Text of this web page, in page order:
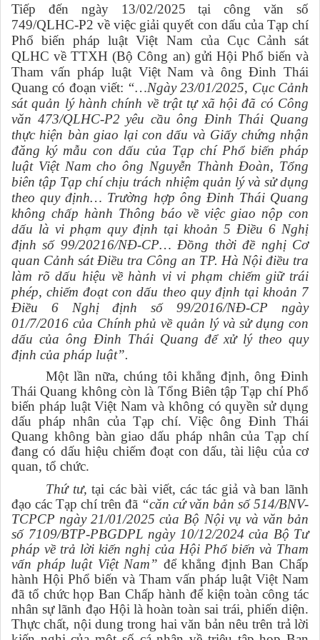
Tiếp đến ngày 13/02/2025 tại công văn số
749/QLHC-P2 về việc giải quyết con dấu của Tạp chí
Phổ biến pháp luật Việt Nam của Cục Cảnh sát
QLHC về TTXH (Bộ Công an) gửi Hội Phổ biến và
Tham vấn pháp luật Việt Nam và ông Đinh Thái
Quang có đoạn viết: “…Ngày 23/01/2025, Cục Cảnh
sát quản lý hành chính về trật tự xã hội đã có Công
văn 473/QLHC-P2 yêu cầu ông Đinh Thái Quang
thực hiện bàn giao lại con dấu và Giấy chứng nhận
đăng ký mẫu con dấu của Tạp chí Phổ biến pháp
luật Việt Nam cho ông Nguyễn Thành Đoàn, Tổng
biên tập Tạp chí chịu trách nhiệm quản lý và sử dụng
theo quy định… Trường hợp ông Đinh Thái Quang
không chấp hành Thông báo về việc giao nộp con
dấu là vi phạm quy định tại khoản 5 Điều 6 Nghị
định số 99/20216/NĐ-CP… Đồng thời đề nghị Cơ
quan Cảnh sát Điều tra Công an TP. Hà Nội điều tra
làm rõ dấu hiệu về hành vi vi phạm chiếm giữ trái
phép, chiếm đoạt con dấu theo quy định tại khoản 7
Điều 6 Nghị định số 99/2016/NĐ-CP ngày
01/7/2016 của Chính phủ về quản lý và sử dụng con
dấu của ông Đinh Thái Quang để xử lý theo quy
định của pháp luật”.
Một lần nữa, chúng tôi khẳng định, ông Đinh
Thái Quang không còn là Tổng Biên tập Tạp chí Phổ
biến pháp luật Việt Nam và không có quyền sử dụng
dấu pháp nhân của Tạp chí. Việc ông Đinh Thái
Quang không bàn giao dấu pháp nhân của Tạp chí
đang có dấu hiệu chiếm đoạt con dấu, tài liệu của cơ
quan, tổ chức.
Thứ tư, tại các bài viết, các tác giả và ban lãnh
đạo các Tạp chí trên đã “căn cứ văn bản số 514/BNV-
TCPCP ngày 21/01/2025 của Bộ Nội vụ và văn bản
số 7109/BTP-PBGDPL ngày 10/12/2024 của Bộ Tư
pháp về trả lời kiến nghị của Hội Phổ biến và Tham
vấn pháp luật Việt Nam” để khẳng định Ban Chấp
hành Hội Phổ biến và Tham vấn pháp luật Việt Nam
đã tổ chức họp Ban Chấp hành để kiện toàn công tác
nhân sự lãnh đạo Hội là hoàn toàn sai trái, phiến diện.
Thực chất, nội dung trong hai văn bản nêu trên trả lời